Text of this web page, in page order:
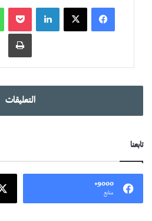
التعليقات
تابعنا
9000+
متابع